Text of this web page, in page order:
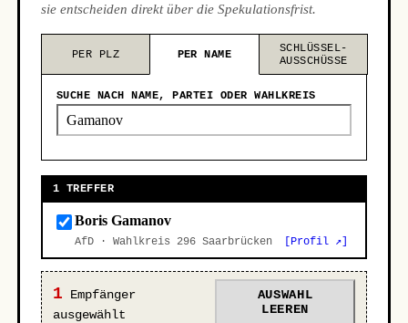
sie entscheiden direkt über die Spekulationsfrist.
PER PLZ PER NAME
SCHLÜSSEL-
AUSSCHÜSSE
SUCHE NACH NAME, PARTEI ODER WAHLKREIS
1 TREFFER
Boris Gamanov
AfD · Wahlkreis 296 Saarbrücken [Profil ↗]
1 Empfänger
ausgewählt
AUSWAHL
LEEREN